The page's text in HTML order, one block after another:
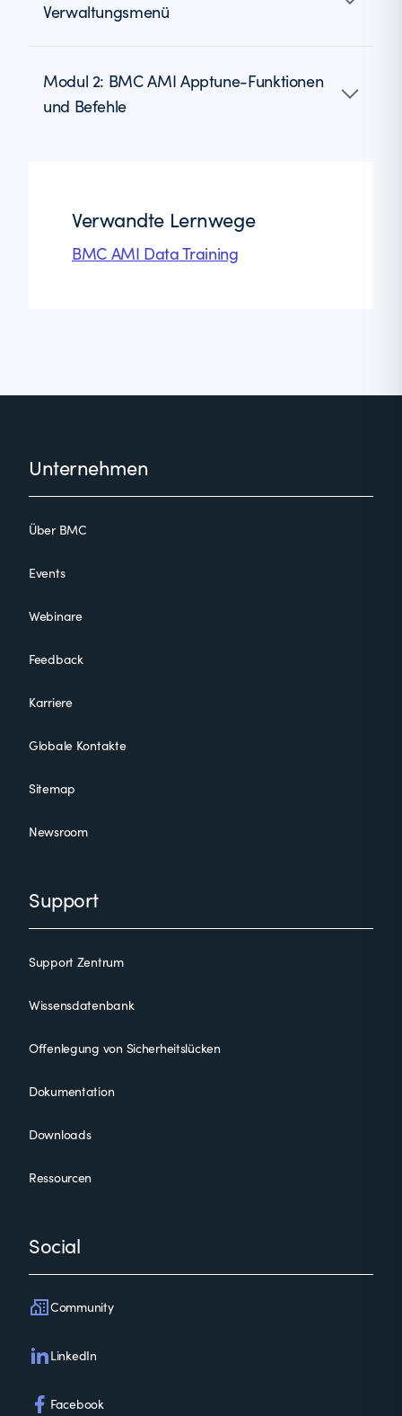
Verwaltungsmenü
Modul 2: BMC AMI Apptune-Funktionen
und Befehle
Verwandte Lernwege
BMC AMI Data Training
FooterUnternehmen
Über BMC
Events
Webinare
Feedback
Karriere
Globale Kontakte
Sitemap
Newsroom
Support
Support Zentrum
Wissensdatenbank
Offenlegung von Sicherheitslücken
Dokumentation
Downloads
Ressourcen
Social
Community
LinkedIn
Facebook